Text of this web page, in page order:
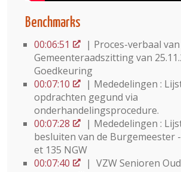
Benchmarks
00:06:51
| Proces-verbaal van
Gemeenteraadszitting van
Goedkeuring
00:07:10
| Mededelingen :
opdrachten gegund via
onderhandelingsprocedure.
00:07:28
| Mededelingen :
besluiten van de Burgemeester
et 135 NGW
00:07:40
| VZW Senioren